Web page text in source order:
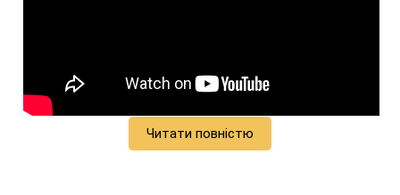
Читати повністю